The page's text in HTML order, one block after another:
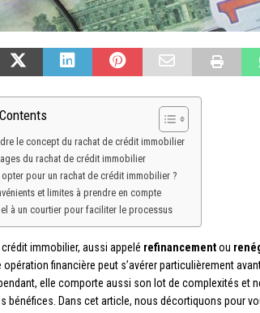
le concept du rachat de crédit immobilier
du rachat de crédit immobilier
pour un rachat de crédit immobilier ?
et limites à prendre en compte
à un courtier pour faciliter le processus
crédit immobilier, aussi appelé refinancementou
opération financière peut s’avérer particulièrement
elle comporte aussi son lot de complexités et
bénéfices. Dans cet article, nous décortiquons pour